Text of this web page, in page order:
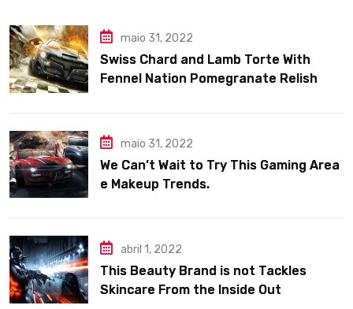
maio 31, 2022
Swiss Chard and Lamb Torte With
Fennel Nation Pomegranate Relish
maio 31, 2022
We Can’t Wait to Try This Gaming Area
e Makeup Trends.
abril 1, 2022
This Beauty Brand is not Tackles
Skincare From the Inside Out